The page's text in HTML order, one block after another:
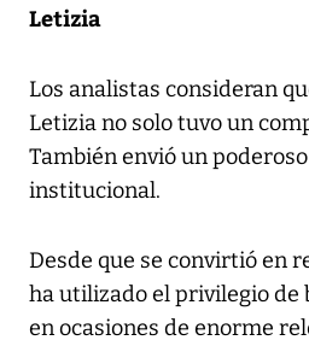
Letizia
Los analistas consideran
Letizia no solo tuvo un
También envió un
institucional.
Desde que se convirtió en
ha utilizado el privilegio de
en ocasiones de enorme